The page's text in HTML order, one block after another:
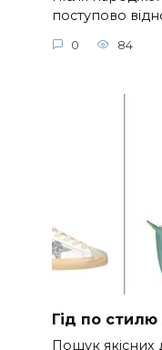
поступово
0 84
Гід по
Пошук якісних